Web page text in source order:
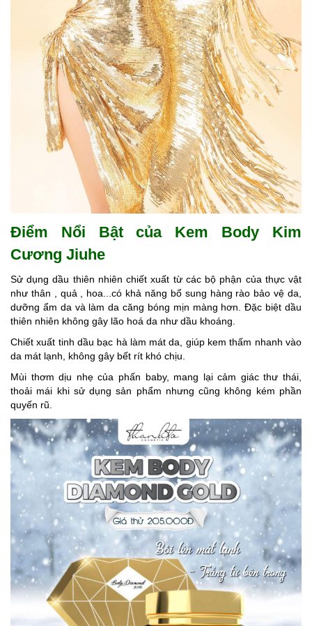
Điểm Nổi Bật của Kem Body Kim
Cương Jiuhe
Sử dụng dầu thiên nhiên chiết xuất từ các bộ phận của thực vật
như thân , quả , hoa...có khả năng bổ sung hàng rào bảo vệ da,
dưỡng ẩm da và làm da căng bóng mịn màng hơn. Đặc biệt dầu
thiên nhiên không gây lão hoá da như dầu khoáng.
Chiết xuất tinh dầu bạc hà làm mát da, giúp kem thấm nhanh vào
da mát lạnh, không gây bết rít khó chịu.
Mùi thơm dịu nhẹ của phấn baby, mang lại cảm giác thư thái,
thoải mái khi sử dụng sản phẩm nhưng cũng không kém phần
quyến rũ.